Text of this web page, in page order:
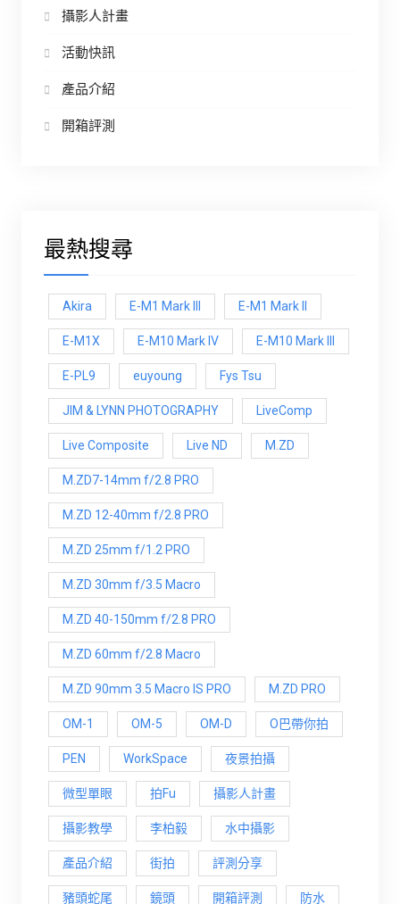
攝影人計畫
活動快訊
產品介紹
開箱評測
最熱搜尋
Akira E-M1 Mark III E-M1 Mark ll
E-M1X E-M10 Mark IV E-M10 Mark lll
E-PL9 euyoung Fys Tsu
JIM & LYNN PHOTOGRAPHY LiveComp
Live Composite Live ND M.ZD
M.ZD7-14mm f/2.8 PRO
M.ZD 12-40mm f/2.8 PRO
M.ZD 25mm f/1.2 PRO
M.ZD 30mm f/3.5 Macro
M.ZD 40-150mm f/2.8 PRO
M.ZD 60mm f/2.8 Macro
M.ZD 90mm 3.5 Macro IS PRO M.ZD PRO
OM-1 OM-5 OM-D O巴帶你拍
PEN WorkSpace 夜景拍攝
微型單眼 拍Fu 攝影人計畫
攝影教學 李柏毅 水中攝影
產品介紹 街拍 評測分享
豬頭蛇尾 鏡頭 開箱評測 防水